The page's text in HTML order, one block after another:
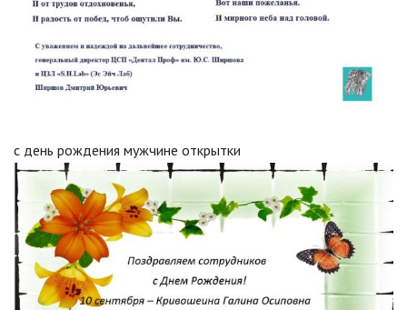
с день рождения мужчине открытки